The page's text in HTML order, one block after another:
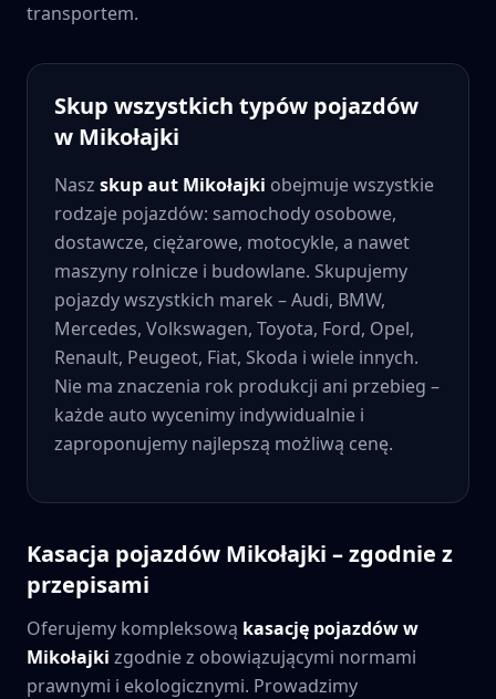
transportem.
Skup wszystkich typów pojazdów
w Mikołajki
Nasz skup aut Mikołajki obejmuje wszystkie
rodzaje pojazdów: samochody osobowe,
dostawcze, ciężarowe, motocykle, a nawet
maszyny rolnicze i budowlane. Skupujemy
pojazdy wszystkich marek – Audi, BMW,
Mercedes, Volkswagen, Toyota, Ford, Opel,
Renault, Peugeot, Fiat, Skoda i wiele innych.
Nie ma znaczenia rok produkcji ani przebieg –
każde auto wycenimy indywidualnie i
zaproponujemy najlepszą możliwą cenę.
Kasacja pojazdów Mikołajki – zgodnie z
przepisami
Oferujemy kompleksową kasację pojazdów w
Mikołajki zgodnie z obowiązującymi normami
prawnymi i ekologicznymi. Prowadzimy